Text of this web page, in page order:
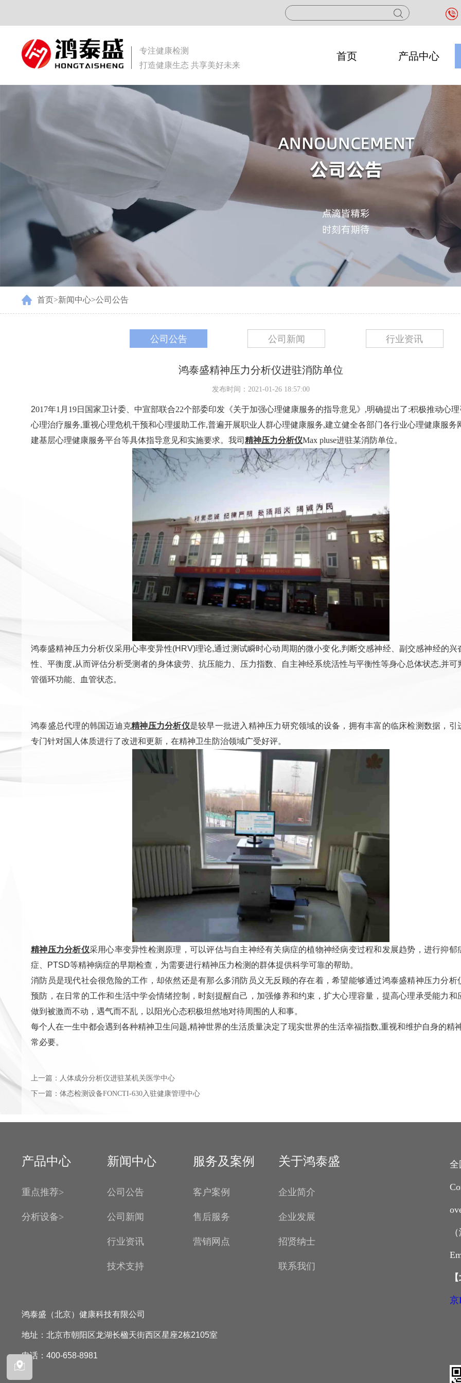
专注健康检测
打造健康生态 共享美好未来
首页 产品中心
首页>新闻中心>公司公告
公司公告 公司新闻 行业资讯
鸿泰盛精神压力分析仪进驻消防单位
发布时间：2021-01-26 18:57:00
2017年1月19日国家卫计委、中宣部联合22个部委印发《关于加强心理健康服务的指导意见》,明确提出了:积极推动心
心理治疗服务,重视心理危机干预和心理援助工作,普遍开展职业人群心理健康服务,建立健全各部门各行业心理健康服务
建基层心理健康服务平台等具体指导意见和实施要求。我司精神压力分析仪Max pluse进驻某消防单位。
鸿泰盛精神压力分析仪采用心率变异性(HRV)理论,通过测试瞬时心动周期的微小变化,判断交感神经、副交感神经的兴
性、平衡度,从而评估分析受测者的身体疲劳、抗压能力、压力指数、自主神经系统活性与平衡性等身心总体状态,并可
管循环功能、血管状态。
鸿泰盛总代理的韩国迈迪克精神压力分析仪是较早一批进入精神压力研究领域的设备，拥有丰富的临床检测数据，引
专门针对国人体质进行了改进和更新，在精神卫生防治领域广受好评。
精神压力分析仪采用心率变异性检测原理，可以评估与自主神经有关病症的植物神经病变过程和发展趋势，进行抑郁
症、PTSD等精神病症的早期检查，为需要进行精神压力检测的群体提供科学可靠的帮助。
消防员是现代社会很危险的工作，却依然还是有那么多消防员义无反顾的存在着，希望能够通过鸿泰盛精神压力分析
预防，在日常的工作和生活中学会情绪控制，时刻提醒自己，加强修养和约束，扩大心理容量，提高心理承受能力和
做到被激而不动，遇气而不乱，以阳光心态积极坦然地对待周围的人和事。
每个人在一生中都会遇到各种精神卫生问题,精神世界的生活质量决定了现实世界的生活幸福指数,重视和维护自身的精
常必要。
上一篇： 人体成分分析仪进驻某机关医学中心
下一篇：体态检测设备FONCTI-630入驻健康管理中心
产品中心
重点推荐>
分析设备>
新闻中心
公司公告
公司新闻
行业资讯
技术支持
服务及案例
客户案例
售后服务
营销网点
关于鸿泰盛
企业简介
企业发展
招贤纳士
联系我们
鸿泰盛（北京）健康科技有限公司
地址：北京市朝阳区龙湖长楹天街西区星座2栋2105室
电话：400-658-8981
全
【
京